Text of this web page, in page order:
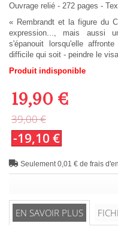
Ouvrage relié - 272 pages -
« Rembrandt et la figure du
expression..., mais aussi
s'épanouit lorsqu'elle
difficile qui soit - peindre le
Produit indisponible
19,90 €
39,00 €
-19,10 €
Seulement 0,01 € de frais
EN SAVOIR PLUS